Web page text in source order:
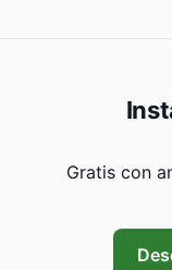
Gratis con